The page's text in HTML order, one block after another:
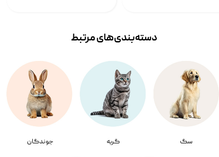
سگ گربه جوندگان
دسته‌بندی‌‌های مرتبط